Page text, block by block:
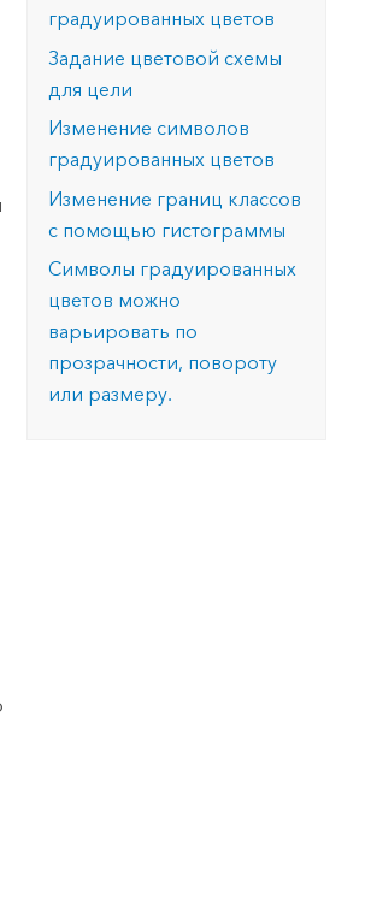
ArcGIS Pro
данных, а также для получения
сложные задачи.
провести критически важные
операции.
градуированных цветов
Задание цветовой схемы
для цели
Изменение символов
градуированных цветов
Изменение границ классов
с помощью гистограммы
Символы градуированных
цветов можно
варьировать по
прозрачности, повороту
или размеру.